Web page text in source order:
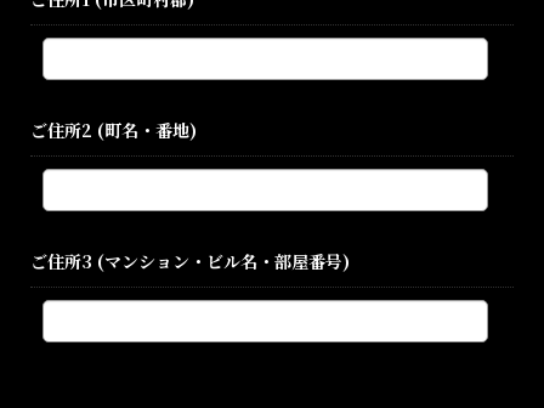
ご住所2 (町名・番地)
ご住所3 (マンション・ビル名・部屋番号)